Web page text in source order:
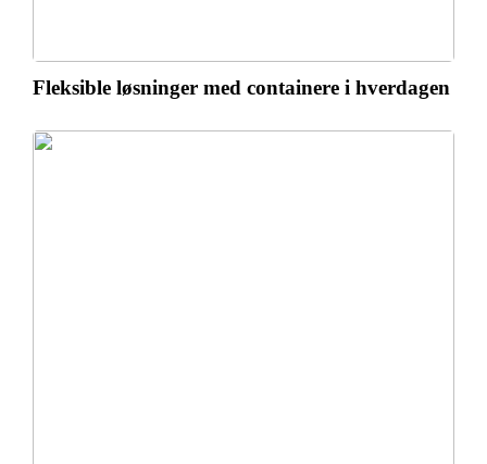
Fleksible løsninger med containere i hverdagen